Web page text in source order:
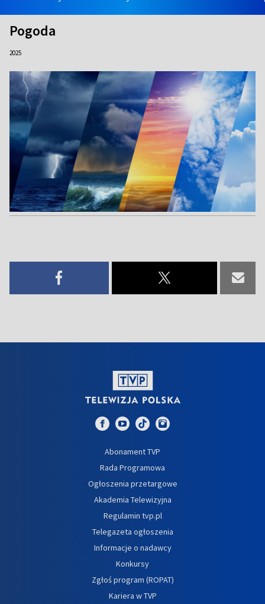
Pogoda
2025
Abonament TVP
Rada Programowa
Ogłoszenia przetargowe
Akademia Telewizyjna
Regulamin tvp.pl
Telegazeta ogłoszenia
Informacje o nadawcy
Konkursy
Zgłoś program (ROPAT)
Kariera w TVP